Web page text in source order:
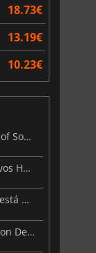
18.73€
13.19€
10.23€
Hollow Knight: Silksong prepara-se para Sea of Sorrow com um patch
A Invasão dos Illuminados: Conquistar os novos Helldivers 2 Atualização!
GTA VI: Para além dos atrasos, a obra-prima está quase a chegar
Pearl Abyss revela imagens de jogo de Crimson Desert para a PS5